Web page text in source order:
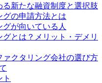
新たな融資制度と選択肢
の申請方法とは
が向いている人
とは？メリット・デメリ
クタリング会社の選び方